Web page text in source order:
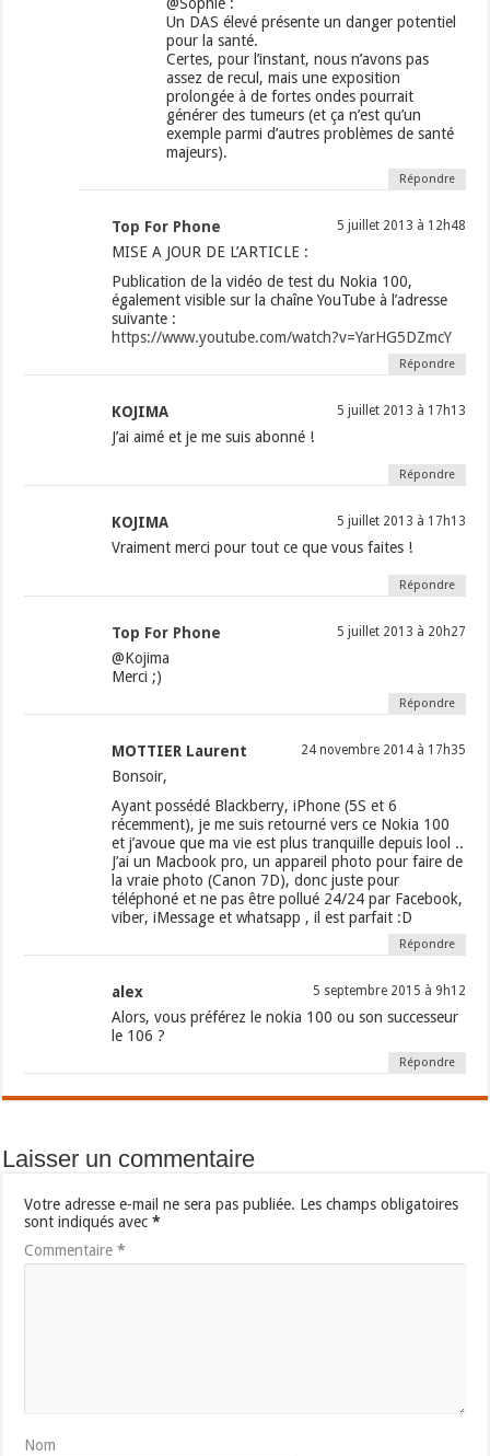
@Sophie :
Un DAS élevé présente un danger potentiel
pour la santé.
Certes, pour l’instant, nous n’avons pas
assez de recul, mais une exposition
prolongée à de fortes ondes pourrait
générer des tumeurs (et ça n’est qu’un
exemple parmi d’autres problèmes de santé
majeurs).
Répondre
Top For Phone 5 juillet 2013 à 12h48
MISE A JOUR DE L’ARTICLE :
Publication de la vidéo de test du Nokia 100,
également visible sur la chaîne YouTube à l’adresse
suivante :
https://www.youtube.com/watch?v=YarHG5DZmcY
Répondre
KOJIMA 5 juillet 2013 à 17h13
J’ai aimé et je me suis abonné !
Répondre
KOJIMA 5 juillet 2013 à 17h13
Vraiment merci pour tout ce que vous faites !
Répondre
Top For Phone 5 juillet 2013 à 20h27
@Kojima
Merci ;)
Répondre
MOTTIER Laurent 24 novembre 2014 à 17h35
Bonsoir,
Ayant possédé Blackberry, iPhone (5S et 6
récemment), je me suis retourné vers ce Nokia 100
et j’avoue que ma vie est plus tranquille depuis lool ..
J’ai un Macbook pro, un appareil photo pour faire de
la vraie photo (Canon 7D), donc juste pour
téléphoné et ne pas être pollué 24/24 par Facebook,
viber, iMessage et whatsapp , il est parfait :D
Répondre
alex 5 septembre 2015 à 9h12
Alors, vous préférez le nokia 100 ou son successeur
le 106 ?
Répondre
Laisser un commentaire
Votre adresse e-mail ne sera pas publiée. Les champs obligatoires
sont indiqués avec*
Commentaire*
Nom